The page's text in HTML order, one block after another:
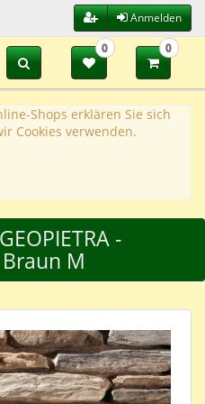
Anmelden
0 0
Shops erklären Sie sich
Cookies verwenden.
-
M